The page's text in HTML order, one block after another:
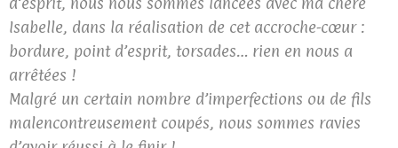
Isabelle, dans la réalisation de cet accroche-cœur :
bordure, point d’esprit, torsades… rien en nous a
arrêtées !
Malgré un certain nombre d’imperfections ou de fils
malencontreusement coupés, nous sommes ravies